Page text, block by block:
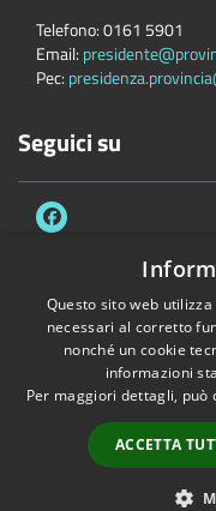
Telefono:0161 5901
Email:
Pec:
Seguici su
Accessibilità
Dichiarazione di
Copyright © 2026 •
Questo sito web
necessari al corretto
nonché un cookie
informazioni
Per maggiori dettagli, può
ACCETTA